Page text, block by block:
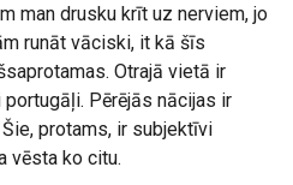
man drusku krīt uz nerviem, jo
runāt vāciski, it kā šīs
Otrajā vietā ir
Pērējās nācijas ir
protams, ir subjektīvi
vēsta ko citu.